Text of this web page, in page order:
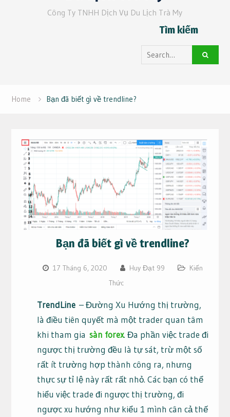
Công Ty TNHH Dịch Vụ Du Lịch Trà My
Tìm kiếm
Search
for:
Home Bạn đã biết gì về trendline?
Bạn đã biết gì về trendline?
17 Tháng 6, 2020 Huy Đạt 99
Kiến
Thức
TrendLine– Đường Xu Hướng thị trường,
là điều tiên quyết mà một trader quan tâm
khi tham gia sàn forex. Đa phần việc trade đi
ngược thị trường đều là tự sát, trừ một số
rất ít trường hợp thành công ra, nhưng
thực sự tỉ lệ này rất rất nhỏ. Các bạn có thể
hiểu việc trade đi ngược thị trường, đi
ngược xu hướng như kiểu 1 mình cân cả thế